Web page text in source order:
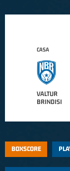
CASA
VALTUR
BRINDISI
BOXSCORE